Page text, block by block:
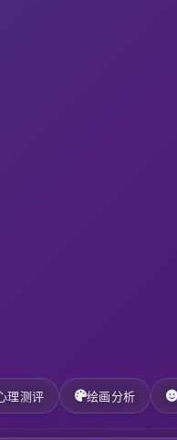
理测评 绘画分析